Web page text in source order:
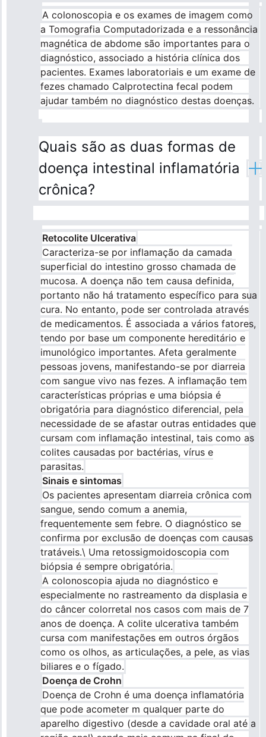
A colonoscopia e os exames de imagem como
a Tomografia Computadorizada e a ressonância
magnética de abdome são importantes para o
diagnóstico, associado a história clínica dos
pacientes. Exames laboratoriais e um exame de
fezes chamado Calprotectina fecal podem
ajudar também no diagnóstico destas doenças.
Quais são as duas formas de
doença intestinal inflamatória
crônica?
Retocolite Ulcerativa
Caracteriza-se por inflamação da camada
superficial do intestino grosso chamada de
mucosa. A doença não tem causa definida,
portanto não há tratamento específico para sua
cura. No entanto, pode ser controlada através
de medicamentos. É associada a vários fatores,
tendo por base um componente hereditário e
imunológico importantes. Afeta geralmente
pessoas jovens, manifestando-se por diarreia
com sangue vivo nas fezes. A inflamação tem
características próprias e uma biópsia é
obrigatória para diagnóstico diferencial, pela
necessidade de se afastar outras entidades que
cursam com inflamação intestinal, tais como as
colites causadas por bactérias, vírus e
parasitas.
Sinais e sintomas
Os pacientes apresentam diarreia crônica com
sangue, sendo comum a anemia,
frequentemente sem febre. O diagnóstico se
confirma por exclusão de doenças com causas
tratáveis.\ Uma retossigmoidoscopia com
biópsia é sempre obrigatória.
A colonoscopia ajuda no diagnóstico e
especialmente no rastreamento da displasia e
do câncer colorretal nos casos com mais de 7
anos de doença. A colite ulcerativa também
cursa com manifestações em outros órgãos
como os olhos, as articulações, a pele, as vias
biliares e o fígado.
Doença de Crohn
Doença de Crohn é uma doença inflamatória
que pode acometer m qualquer parte do
aparelho digestivo (desde a cavidade oral até a